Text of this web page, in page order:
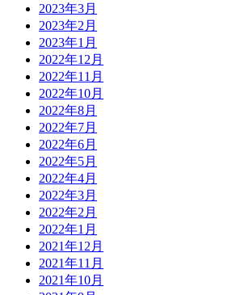
2023年3月
2023年2月
2023年1月
2022年12月
2022年11月
2022年10月
2022年8月
2022年7月
2022年6月
2022年5月
2022年4月
2022年3月
2022年2月
2022年1月
2021年12月
2021年11月
2021年10月